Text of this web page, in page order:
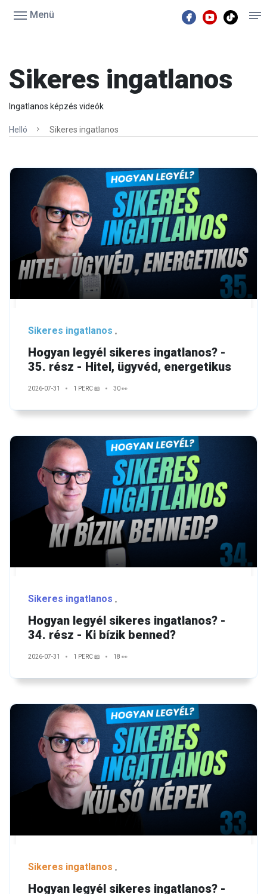
Menü
Sikeres ingatlanos
Ingatlanos képzés videók
Helló Sikeres ingatlanos
Sikeres ingatlanos
Hogyan legyél sikeres ingatlanos? -
35. rész - Hitel, ügyvéd, energetikus
2026-07-31 1 PERC 📖 30 👀
Sikeres ingatlanos
Hogyan legyél sikeres ingatlanos? -
34. rész - Ki bízik benned?
2026-07-31 1 PERC 📖 18 👀
Sikeres ingatlanos
Hogyan legyél sikeres ingatlanos? -